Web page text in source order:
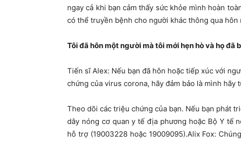
ngay cả khi bạn cảm thấy sức khỏe mình hoàn
có thể truyền bệnh cho người khác thông qua hôn
Tôi đã hôn một người mà tôi mới hẹn hò và họ đã
Tiến sĩ Alex: Nếu bạn đã hôn hoặc tiếp xúc với
chứng của virus corona, hãy đảm bảo là mình hãy
Theo dõi các triệu chứng của bạn. Nếu bạn phát
dây nóng cơ quan y tế địa phương hoặc Bộ Y tế
hỗ trợ (19003228 hoặc 19009095).Alix Fox: